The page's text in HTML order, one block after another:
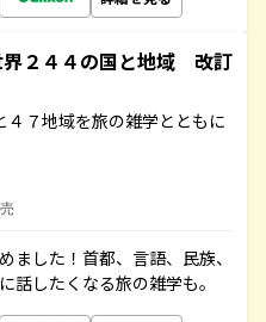
２４４の国と地域 改訂
４７地域を旅の雑学とともに
ました！首都、言語、民族、
話したくなる旅の雑学も。